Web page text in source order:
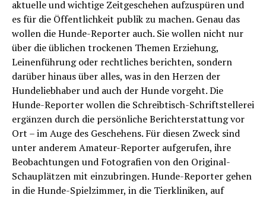
aktuelle und wichtige Zeitgeschehen aufzuspüren und
es für die Öffentlichkeit publik zu machen. Genau das
wollen die Hunde-Reporter auch. Sie wollen nicht nur
über die üblichen trockenen Themen Erziehung,
Leinenführung oder rechtliches berichten, sondern
darüber hinaus über alles, was in den Herzen der
Hundeliebhaber und auch der Hunde vorgeht. Die
Hunde-Reporter wollen die Schreibtisch-Schriftstellerei
ergänzen durch die persönliche Berichterstattung vor
Ort – im Auge des Geschehens. Für diesen Zweck sind
unter anderem Amateur-Reporter aufgerufen, ihre
Beobachtungen und Fotografien von den Original-
Schauplätzen mit einzubringen. Hunde-Reporter gehen
in die Hunde-Spielzimmer, in die Tierkliniken, auf